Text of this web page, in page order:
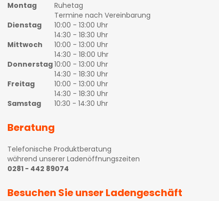
Montag
Ruhetag
Termine nach Vereinbarung
Dienstag
10:00 - 13:00 Uhr
14:30 - 18:30 Uhr
Mittwoch
10:00 - 13:00 Uhr
14:30 - 18:00 Uhr
Donnerstag10:00 - 13:00 Uhr
14:30 - 18:30 Uhr
Freitag
10:00 - 13:00 Uhr
14:30 - 18:30 Uhr
Samstag
10:30 - 14:30 Uhr
Beratung
Telefonische Produktberatung
während unserer Ladenöffnungszeiten
0281 - 442 89074
Besuchen Sie unser Ladengeschäft